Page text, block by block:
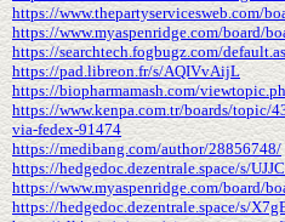
https://www.thepartyservicesweb.com/
https://www.myaspenridge.com/board/
https://searchtech.fogbugz.com/
https://pad.libreon.fr/s/AQIVvAijL
https://biopharmamash.com/
https://www.kenpa.com.tr/boards/topic/
via-fedex-91474
https://medibang.com/author/28856748/
https://hedgedoc.dezentrale.space/s/
https://www.myaspenridge.com/board/
https://hedgedoc.dezentrale.space/s/